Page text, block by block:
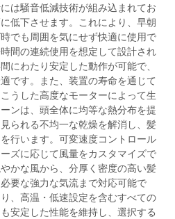
は騒音低減技術が組み込まれてお
低下させます。これにより、早朝
でも周囲を気にせず快適に使用で
間の連続使用を想定して設計され
にわたり安定した動作が可能で、
です。また、装置の寿命を通じて
うした高度なモーターによって生
ンは、頭全体に均等な熱分布を提
られる不均一な乾燥を解消し、髪
行います。可変速度コントロール
ズに応じて風量をカスタマイズで
かな風から、分厚く密度の高い髪
要な強力な気流まで対応可能で
、高温・低速設定を含むすべての
安定した性能を維持し、選択する